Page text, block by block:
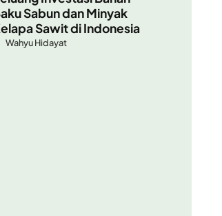
Sabun dan Minyak
Sawit di Indonesia
Wahyu Hidayat